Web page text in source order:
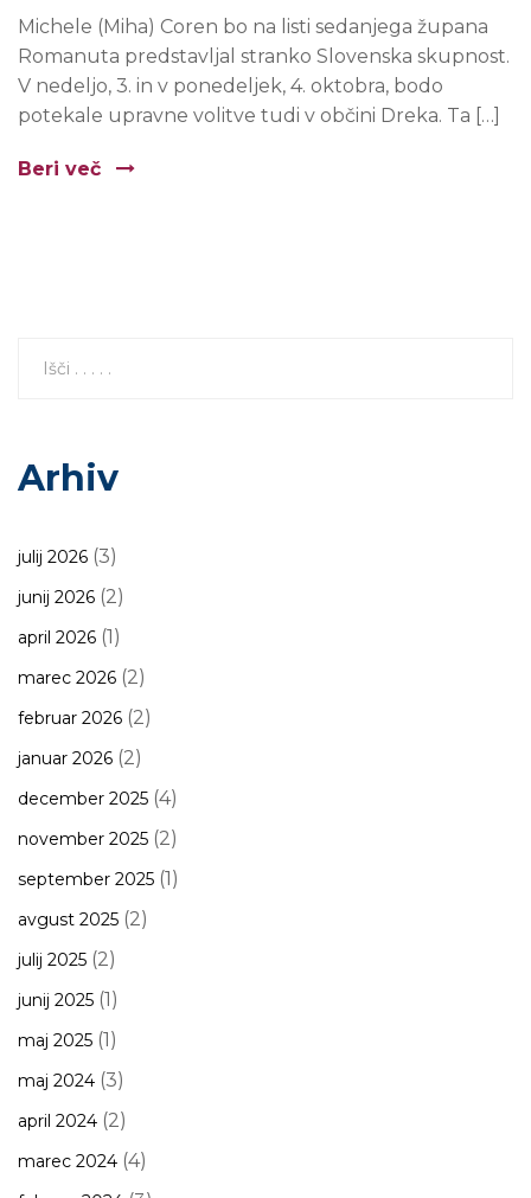
Michele (Miha) Coren bo na listi sedanjega župana
Romanuta predstavljal stranko Slovenska skupnost.
V nedeljo, 3. in v ponedeljek, 4. oktobra, bodo
potekale upravne volitve tudi v občini Dreka. Ta […]
Beri več
Arhiv
julij 2026 (3)
junij 2026 (2)
april 2026 (1)
marec 2026 (2)
februar 2026 (2)
januar 2026 (2)
december 2025 (4)
november 2025 (2)
september 2025 (1)
avgust 2025 (2)
julij 2025 (2)
junij 2025 (1)
maj 2025 (1)
maj 2024 (3)
april 2024 (2)
marec 2024 (4)